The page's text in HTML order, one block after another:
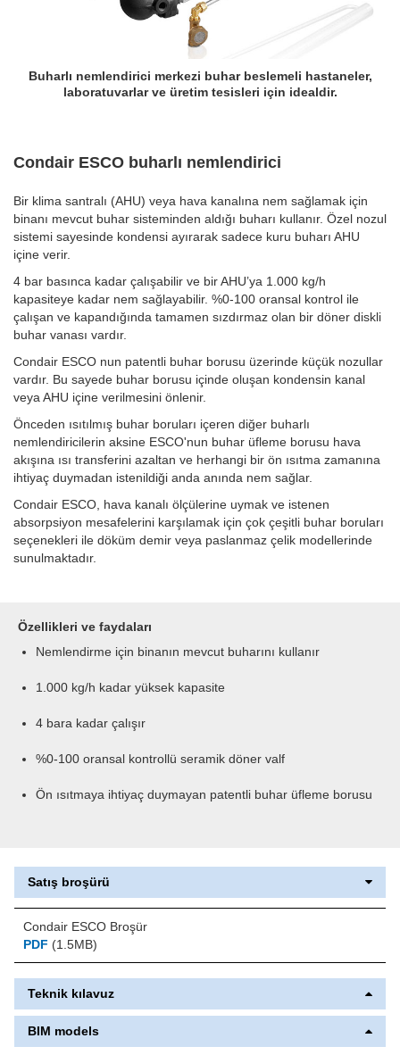
nemlendirici merkezi buhar beslemeli hastaneler,
ve üretim tesisleri için idealdir.
Dahili
Condair ESCO buharlı nemlendirici
Bir klima santralı (AHU) veya hava kanalına nem sağlamak için
binanı mevcut buhar sisteminden aldığı buharı kullanır. Özel nozul
sistemi sayesinde kondensi ayırarak sadece kuru buharı AHU
içine verir.
4 bar basınca kadar çalışabilir ve bir AHU’ya 1.000 kg/h
kapasiteye kadar nem sağlayabilir. %0-100 oransal kontrol ile
çalışan ve kapandığında tamamen sızdırmaz olan bir döner diskli
buhar vanası vardır.
Condair ESCO nun patentli buhar borusu üzerinde küçük nozullar
vardır. Bu sayede buhar borusu içinde oluşan kondensin kanal
veya AHU içine verilmesini önlenir.
Önceden ısıtılmış buhar boruları içeren diğer buharlı
nemlendiricilerin aksine ESCO'nun buhar üfleme borusu hava
akışına ısı transferini azaltan ve herhangi bir ön ısıtma zamanına
ihtiyaç duymadan istenildiği anda anında nem sağlar.
Condair ESCO, hava kanalı ölçülerine uymak ve istenen
absorpsiyon mesafelerini karşılamak için çok çeşitli buhar boruları
seçenekleri ile döküm demir veya paslanmaz çelik modellerinde
sunulmaktadır.
Özellikleri ve faydaları
Nemlendirme için binanın mevcut buharını kullanır
1.000 kg/h kadar yüksek kapasite
4 bara kadar çalışır
%0-100 oransal kontrollü seramik döner valf
Ön ısıtmaya ihtiyaç duymayan patentli buhar üfleme borusu
Satış broşürü
Condair ESCO Broşür
PDF (1.5MB)
Teknik kılavuz
BIM models